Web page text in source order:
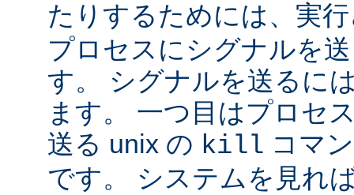
たりするためには、実
プロセスにシグナルを
す。 シグナルを送るに
ます。 一つ目はプロセ
送る unix の kill コマ
です。 システムを見れ